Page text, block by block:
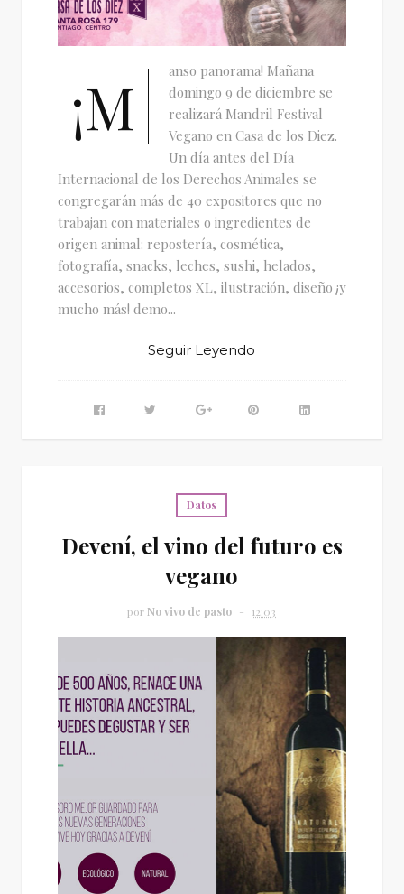
¡M
anso panorama! Mañana
domingo 9 de diciembre se
realizará Mandril Festival
Vegano en Casa de los Diez.
Un día antes del Día
Internacional de los Derechos Animales se
congregarán más de 40 expositores que no
trabajan con materiales o ingredientes de
origen animal: repostería, cosmética,
fotografía, snacks, leches, sushi, helados,
accesorios, completos XL, ilustración, diseño ¡y
mucho más! demo...
Seguir Leyendo
Datos
Devení, el vino del futuro es
vegano
por No vivo de pasto 12:03